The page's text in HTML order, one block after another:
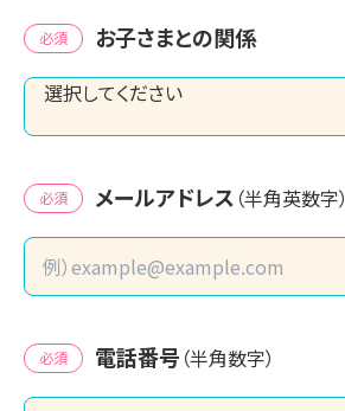
必須 お子さまとの関係
必須 メールアドレス （半角英数字）
必須 電話番号 （半角数字）